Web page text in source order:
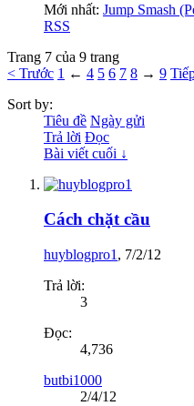
Mới nhất: Jump Smash
RSS
Trang 7 của 9 trang
< Trước 1 ← 4 5 6 7 8 → 9
Sort by:
Tiêu đề Ngày gửi
Trả lời Đọc
Bài viết cuối ↓
Cách chặt cầu
huyblogpro1 , 7/2/12
Trả lời:
3
Đọc:
4,736
butbi1000
2/4/12